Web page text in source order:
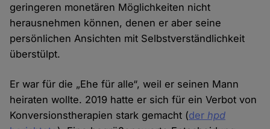
geringeren monetären Möglichkeiten nicht
herausnehmen können, denen er aber seine
persönlichen Ansichten mit Selbstverständlichkeit
überstülpt.
Er war für die „Ehe für alle“, weil er seinen Mann
heiraten wollte. 2019 hatte er sich für ein Verbot von
Konversionstherapien stark gemacht (der hpd